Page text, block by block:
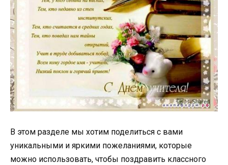
В этом разделе мы хотим поделиться с вами
уникальными и яркими пожеланиями, которые
можно использовать, чтобы поздравить классного